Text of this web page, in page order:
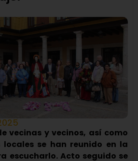
vecinas y vecinos, así como
se han reunido en la
escucharlo. Acto seguido se